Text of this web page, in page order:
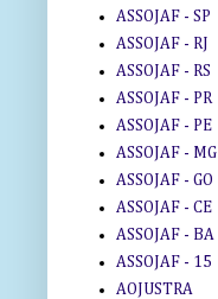
ASSOJAF - SP
ASSOJAF - RJ
ASSOJAF - RS
ASSOJAF - PR
ASSOJAF - PE
ASSOJAF - MG
ASSOJAF - GO
ASSOJAF - CE
ASSOJAF - BA
ASSOJAF - 15
AOJUSTRA